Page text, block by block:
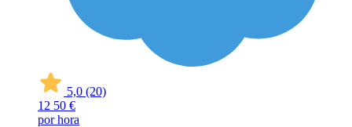
5,0 (20)
12 50 €
por hora